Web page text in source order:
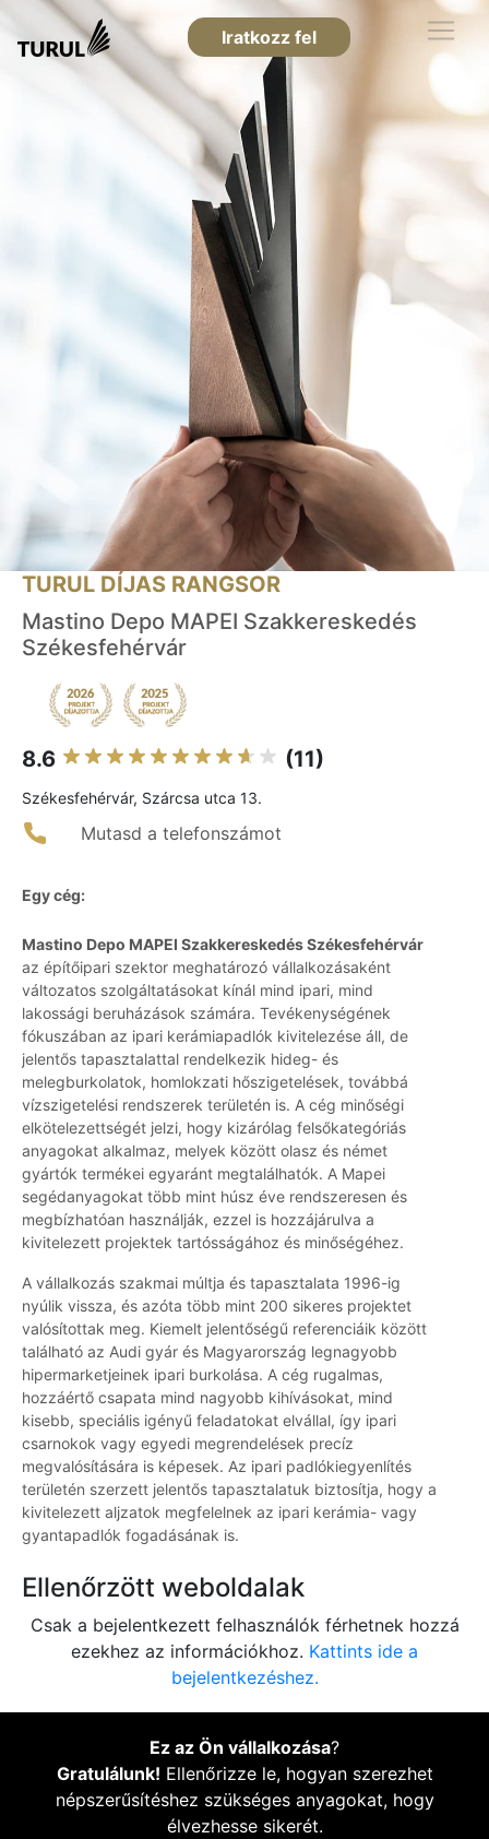
Iratkozz fel
TURUL DÍJAS RANGSOR
Mastino Depo MAPEI Szakkereskedés
Székesfehérvár
8.6 (11)
Székesfehérvár, Szárcsa utca 13.
Mutasd a telefonszámot
Egy cég:
Mastino Depo MAPEI Szakkereskedés Székesfehérvár
az építőipari szektor meghatározó vállalkozásaként
változatos szolgáltatásokat kínál mind ipari, mind
lakossági beruházások számára. Tevékenységének
fókuszában az ipari kerámiapadlók kivitelezése áll, de
jelentős tapasztalattal rendelkezik hideg- és
melegburkolatok, homlokzati hőszigetelések, továbbá
vízszigetelési rendszerek területén is. A cég minőségi
elkötelezettségét jelzi, hogy kizárólag felsőkategóriás
anyagokat alkalmaz, melyek között olasz és német
gyártók termékei egyaránt megtalálhatók. A Mapei
segédanyagokat több mint húsz éve rendszeresen és
megbízhatóan használják, ezzel is hozzájárulva a
kivitelezett projektek tartósságához és minőségéhez.
A vállalkozás szakmai múltja és tapasztalata 1996-ig
nyúlik vissza, és azóta több mint 200 sikeres projektet
valósítottak meg. Kiemelt jelentőségű referenciáik között
található az Audi gyár és Magyarország legnagyobb
hipermarketjeinek ipari burkolása. A cég rugalmas,
hozzáértő csapata mind nagyobb kihívásokat, mind
kisebb, speciális igényű feladatokat elvállal, így ipari
csarnokok vagy egyedi megrendelések precíz
megvalósítására is képesek. Az ipari padlókiegyenlítés
területén szerzett jelentős tapasztalatuk biztosítja, hogy a
kivitelezett aljzatok megfelelnek az ipari kerámia- vagy
gyantapadlók fogadásának is.
Ellenőrzött weboldalak
Csak a bejelentkezett felhasználók férhetnek hozzá
ezekhez az információkhoz. Kattints ide a
bejelentkezéshez.
Ez az Ön vállalkozása?
Gratulálunk! Ellenőrizze le, hogyan szerezhet
népszerűsítéshez szükséges anyagokat, hogy
élvezhesse sikerét.